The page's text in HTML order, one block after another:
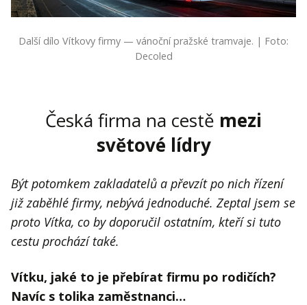
Další dílo Vítkovy firmy — vánoční pražské tramvaje. | Foto:
Decoled
Česká firma na cestě mezi
světové lídry
Být potomkem zakladatelů a převzít po nich řízení
již zaběhlé firmy, nebývá jednoduché. Zeptal jsem se
proto Vítka, co by doporučil ostatním, kteří si tuto
cestu prochází také.
Vítku, jaké to je přebírat firmu po rodičích?
Navíc s tolika zaměstnanci…